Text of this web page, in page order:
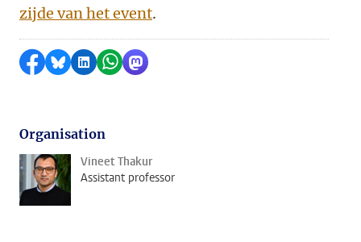
zijde van het event.
Delen op Facebook
Delen via Bluesky
Delen op LinkedIn
Delen via WhatsApp
Delen via Mastodon
Organisation
Vineet Thakur
Assistant professor